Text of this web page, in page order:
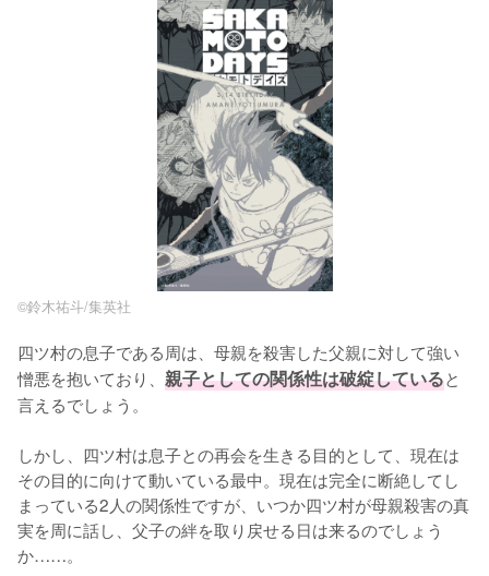
©️鈴木祐斗/集英社
四ツ村の息子である周は、母親を殺害した父親に対して強い
憎悪を抱いており、 親子としての関係性は破綻していると
言えるでしょう。
しかし、四ツ村は息子との再会を生きる目的として、現在は
その目的に向けて動いている最中。現在は完全に断絶してし
まっている2人の関係性ですが、いつか四ツ村が母親殺害の真
実を周に話し、父子の絆を取り戻せる日は来るのでしょう
か……。